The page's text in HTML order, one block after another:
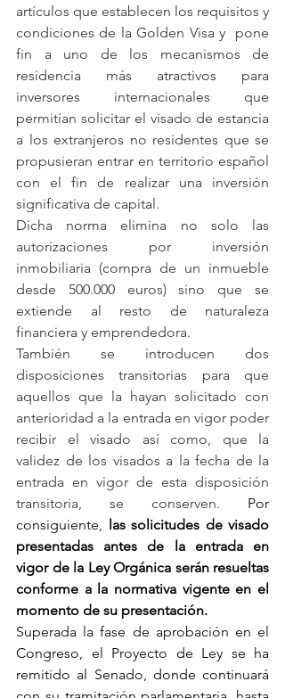
artículos que establecen los requisitos y
condiciones de la Golden Visa y pone
fin a uno de los mecanismos de
residencia más atractivos para
inversores internacionales que
permitían solicitar el visado de estancia
a los extranjeros no residentes que se
propusieran entrar en territorio español
con el fin de realizar una inversión
significativa de capital.
Dicha norma elimina no solo las
autorizaciones por inversión
inmobiliaria (compra de un inmueble
desde 500.000 euros) sino que se
extiende al resto de naturaleza
financiera y emprendedora.
También se introducen dos
disposiciones transitorias para que
aquellos que la hayan solicitado con
anterioridad a la entrada en vigor poder
recibir el visado así como, que la
validez de los visados a la fecha de la
entrada en vigor de esta disposición
transitoria, se conserven. Por
consiguiente,
las solicitudes de visado
presentadas antes de la entrada en
vigor de la Ley Orgánica serán resueltas
conforme a la normativa vigente en el
momento de su presentación.
Superada la fase de aprobación en el
Congreso, el Proyecto de Ley se ha
remitido al Senado, donde continuará